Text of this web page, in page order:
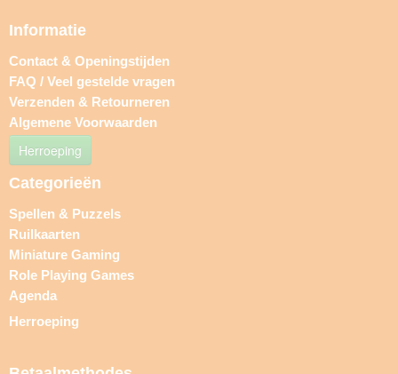
Informatie
Contact & Openingstijden
FAQ / Veel gestelde vragen
Verzenden & Retourneren
Algemene Voorwaarden
Herroeping
Categorieën
Spellen & Puzzels
Ruilkaarten
Miniature Gaming
Role Playing Games
Agenda
Herroeping